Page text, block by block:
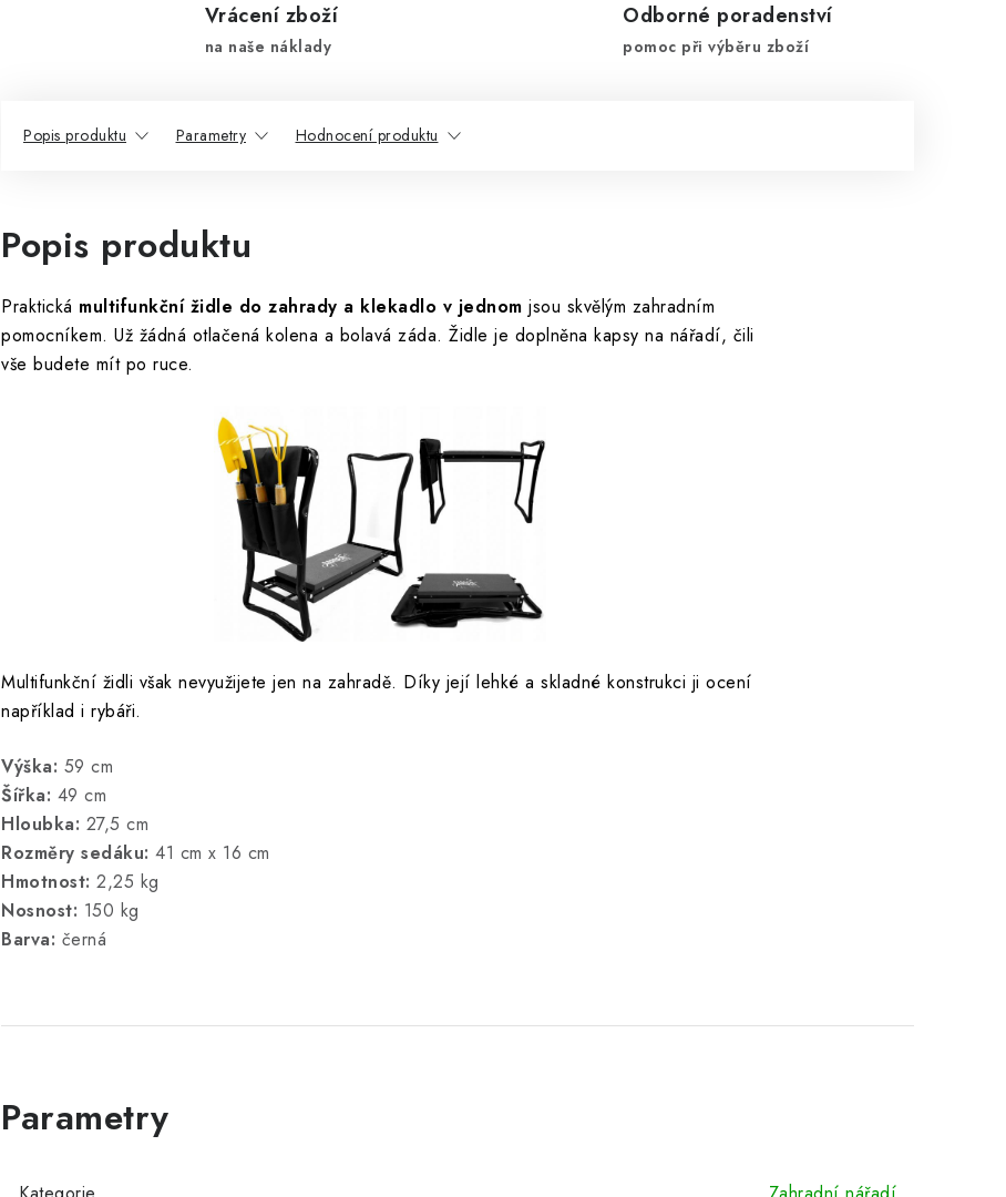
Vrácení zboží
na naše náklady
Odborné poradenství
pomoc při výběru zboží
Popis produktu Parametry Hodnocení produktu
Popis produktu
Praktická multifunkční židle do zahrady a klekadlo v jednom jsou skvělým zahradním
pomocníkem. Už žádná otlačená kolena a bolavá záda. Židle je doplněna kapsy na nářadí, čili
vše budete mít po ruce.
Multifunkční židli však nevyužijete jen na zahradě. Díky její lehké a skladné konstrukci ji ocení
například i rybáři.
Výška: 59 cm
Šířka: 49 cm
Hloubka: 27,5 cm
Rozměry sedáku: 41 cm x 16 cm
Hmotnost: 2,25 kg
Nosnost: 150 kg
Barva: černá